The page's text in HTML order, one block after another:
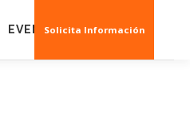
EVENTOS CREAS 3D
Solicita Información